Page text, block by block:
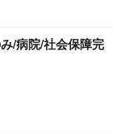
/病院/社会保障完